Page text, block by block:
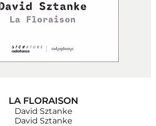
LA FLORAISON
David Sztanke
David Sztanke